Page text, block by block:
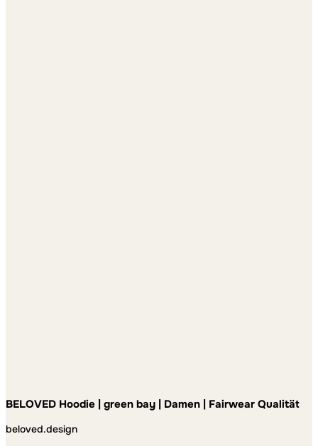
BELOVED Hoodie | green bay | Damen | Fairwear Qualität
beloved.design